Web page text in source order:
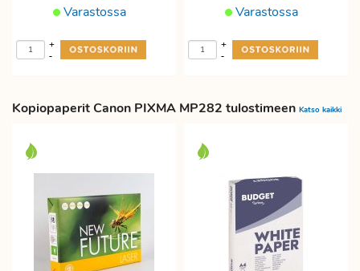
Varastossa
-
+
Varastossa
-
+
Kopiopaperit Canon PIXMA MP282 tulostimeen Katso kaikki